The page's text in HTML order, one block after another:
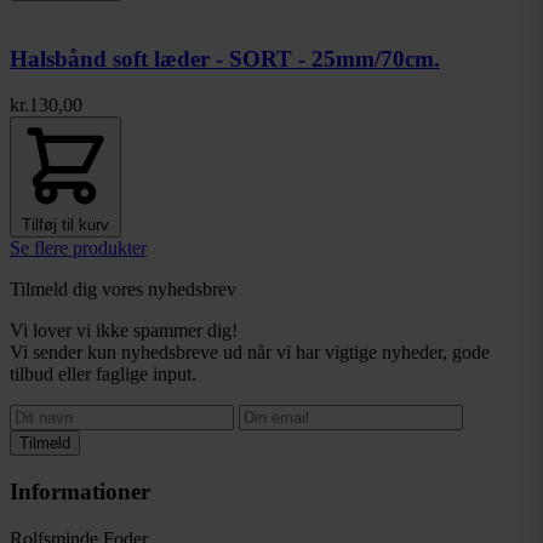
Halsbånd soft læder - SORT - 25mm/70cm.
Pris:
kr.130,00
Tilføj til kurv
Se flere produkter
Tilmeld dig vores nyhedsbrev
Vi lover vi ikke spammer dig!
Vi sender kun nyhedsbreve ud når vi har vigtige nyheder, gode
tilbud eller faglige input.
Tilmeld
Informationer
Rolfsminde Foder